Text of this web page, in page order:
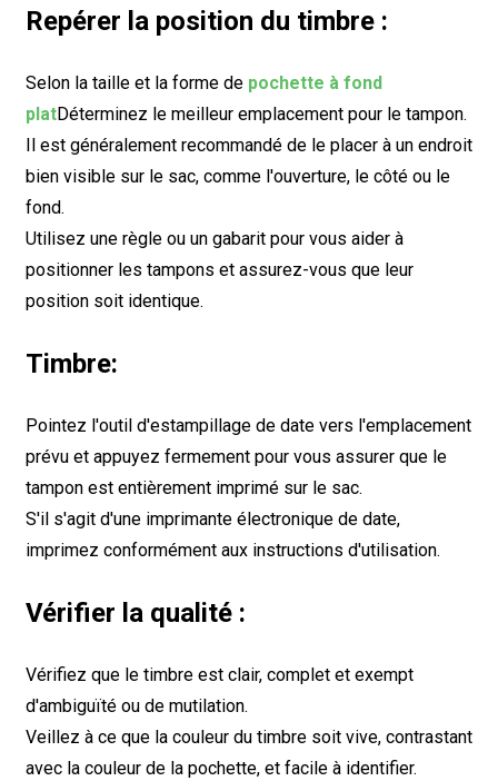
Repérer la position du timbre :
Selon la taille et la forme depochette à fond
platDéterminez le meilleur emplacement pour le tampon.
Il est généralement recommandé de le placer à un endroit
bien visible sur le sac, comme l'ouverture, le côté ou le
fond.
Utilisez une règle ou un gabarit pour vous aider à
positionner les tampons et assurez-vous que leur
position soit identique.
Timbre:
Pointez l'outil d'estampillage de date vers l'emplacement
prévu et appuyez fermement pour vous assurer que le
tampon est entièrement imprimé sur le sac.
S'il s'agit d'une imprimante électronique de date,
imprimez conformément aux instructions d'utilisation.
Vérifier la qualité :
Vérifiez que le timbre est clair, complet et exempt
d'ambiguïté ou de mutilation.
Veillez à ce que la couleur du timbre soit vive, contrastant
avec la couleur de la pochette, et facile à identifier.